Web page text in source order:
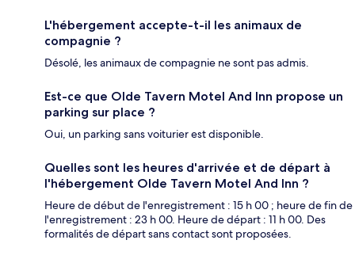
L'hébergement accepte-t-il les animaux de
compagnie ?
Désolé, les animaux de compagnie ne sont pas admis.
Est-ce que Olde Tavern Motel And Inn propose un
parking sur place ?
Oui, un parking sans voiturier est disponible.
Quelles sont les heures d'arrivée et de départ à
l'hébergement Olde Tavern Motel And Inn ?
Heure de début de l'enregistrement : 15 h 00 ; heure de fin de
l'enregistrement : 23 h 00. Heure de départ : 11 h 00. Des
formalités de départ sans contact sont proposées.